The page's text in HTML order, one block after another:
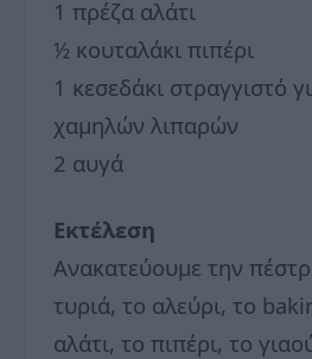
1 πρέζα αλάτι
½ κουταλάκι πιπέρι
1 κεσεδάκι στραγγιστό
χαμηλών λιπαρών
2 αυγά
Εκτέλεση
Ανακατεύουμε την
τυριά, το αλεύρι, το
αλάτι, το πιπέρι, το